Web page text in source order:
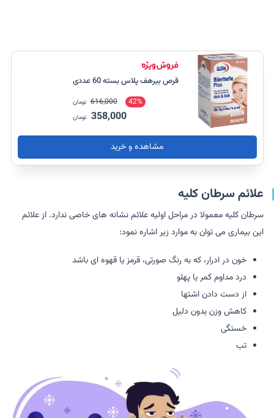
قرص بیرهف پلاس بسته 60 عددی
42%
616,000 تومان
358,000 تومان
مشاهده و خرید
علائم سرطان کلیه
سرطان کلیه معمولا در مراحل اولیه علائم نشانه های خاصی ندارد. از علائم
این بیماری می توان به موارد زیر اشاره نمود:
خون در ادرار، که به رنگ صورتی، قرمز یا قهوه ای باشد
درد مداوم کمر یا پهلو
از دست دادن اشتها
کاهش وزن بدون دلیل
خستگی
تب